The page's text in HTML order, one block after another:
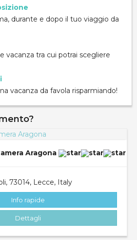
durante e dopo il tuo viaggio da
vacanza tra cui potrai scegliere
vacanza da favola risparmiando!
Aragona
73014, Lecce, Italy
Info rapide
Dettagli